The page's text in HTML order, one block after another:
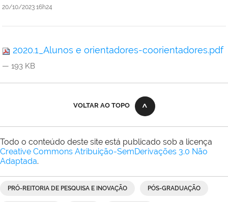
20/10/2023 16h24
2020.1_Alunos e orientadores-coorientadores.pdf
— 193 KB
VOLTAR AO TOPO
Todo o conteúdo deste site está publicado sob a licença
Creative Commons Atribuição-SemDerivações 3.0 Não
Adaptada.
PRÓ-REITORIA DE PESQUISA E INOVAÇÃO PÓS-GRADUAÇÃO